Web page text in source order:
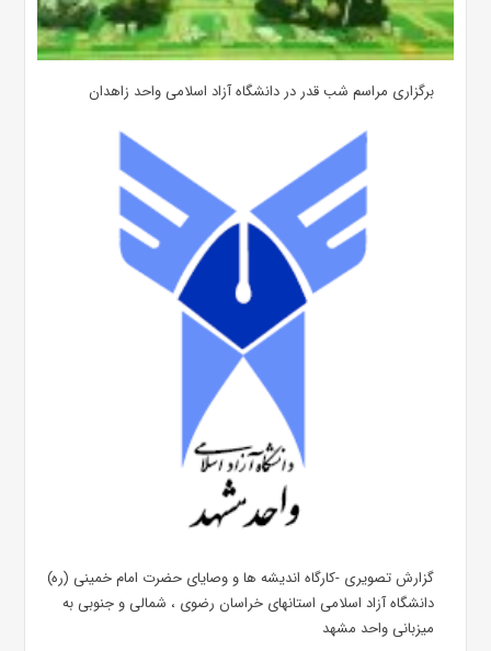
برگزاری مراسم شب قدر در دانشگاه آزاد اسلامی واحد زاهدان
گزارش تصویری -کارگاه اندیشه ها و وصایای حضرت امام خمینی (ره)
دانشگاه آزاد اسلامی استانهای خراسان رضوی ، شمالی و جنوبی به
میزبانی واحد مشهد